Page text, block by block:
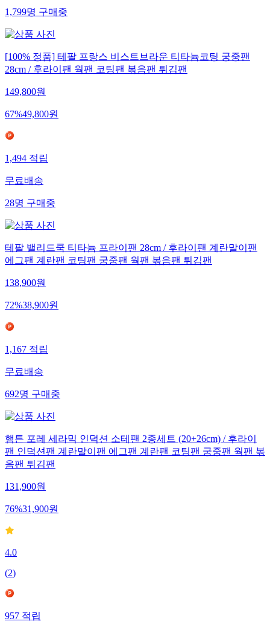
1,799명 구매중
[100% 정품] 테팔 프랑스 비스트브라운 티타늄코팅 궁중팬
28cm / 후라이팬 웍팬 코팅팬 볶음팬 튀김팬
149,800원
67%49,800원
1,494 적립
무료배송
28명 구매중
테팔 밸리드쿡 티타늄 프라이팬 28cm / 후라이팬 계란말이팬
에그팬 계란팬 코팅팬 궁중팬 웍팬 볶음팬 튀김팬
138,900원
72%38,900원
1,167 적립
무료배송
692명 구매중
햄튼 포레 세라믹 인덕션 소테팬 2종세트 (20+26cm) / 후라이
팬 인덕션팬 계란말이팬 에그팬 계란팬 코팅팬 궁중팬 웍팬 볶
음팬 튀김팬
131,900원
76%31,900원
4.0
(2)
957 적립